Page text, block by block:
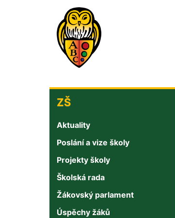
KONTAKT
ZŠ
Aktuality
Poslání a vize školy
Projekty školy
Školská rada
Žákovský parlament
Úspěchy žáků